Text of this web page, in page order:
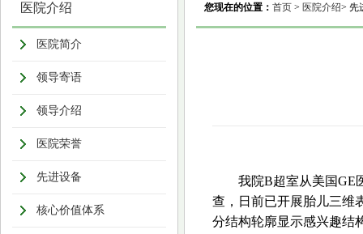
医院介绍
医院简介
领导寄语
领导介绍
医院荣誉
先进设备
核心价值体系
您现在的位置： 首页 > 医院介绍> 先
我院B超室从美国GE
查，日前已开展胎儿三维
分结构轮廓显示感兴趣结